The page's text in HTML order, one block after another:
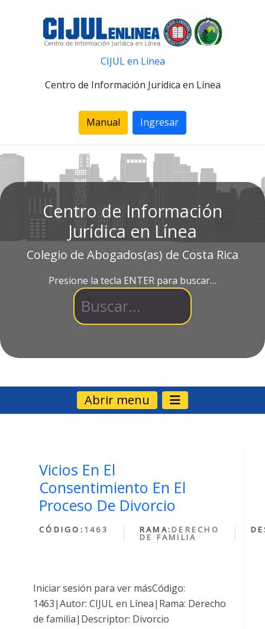
CIJUL en Línea
Centro de Información Jurídica en Línea
Manual Ingresar
Centro de Información
Jurídica en Línea
Colegio de Abogados(as) de Costa Rica
Presione la tecla ENTER para buscar…
Abrir menu
Vicios En El
Consentimiento En El
Proceso De Divorcio
CÓDIGO: 1463 RAMA: DERECHO
DE FAMILIA
Iniciar sesión para ver másCódigo:
1463|Autor: CIJUL en Línea|Rama: Derecho
de familia|Descriptor: Divorcio